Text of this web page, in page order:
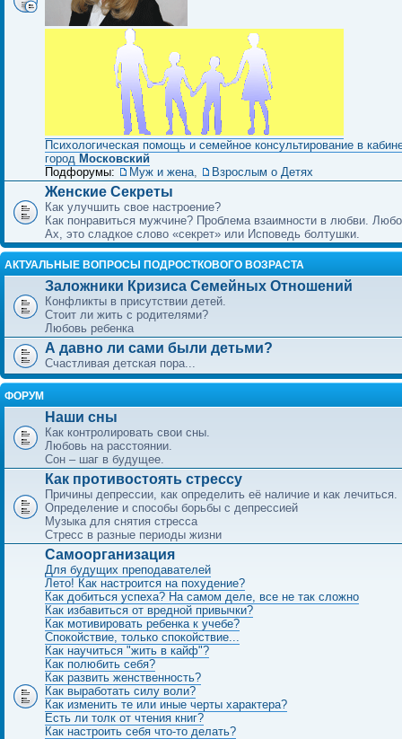
Психологическая помощь и семейное консультирование в
город Московский
Подфорумы:
Муж и жена, Взрослым о Детях
Женские Секреты
Как улучшить свое настроение?
Как понравиться мужчине? Проблема взаимности в любви.
Ах, это сладкое слово «секрет» или Исповедь болтушки.
АКТУАЛЬНЫЕ ВОПРОСЫ ПОДРОСТКОВОГО ВОЗРАСТА
Заложники Кризиса Семейных Отношений
Конфликты в присутствии детей.
Стоит ли жить с родителями?
Любовь ребенка
А давно ли сами были детьми?
Счастливая детская пора...
ФОРУМ
Наши сны
Как контролировать свои сны.
Любовь на расстоянии.
Сон – шаг в будущее.
Как противостоять стрессу
Причины депрессии, как определить её наличие и как лечиться.
Определение и способы борьбы с депрессией
Музыка для снятия стресса
Стресс в разные периоды жизни
Самоорганизация
Для будущих преподавателей
Лето! Как настроится на похудение?
Как добиться успеха? На самом деле, все не так сложно
Как избавиться от вредной привычки?
Как мотивировать ребенка к учебе?
Спокойствие, только спокойствие...
Как научиться "жить в кайф"?
Как полюбить себя?
Как развить женственность?
Как выработать силу воли?
Как изменить те или иные черты характера?
Есть ли толк от чтения книг?
Как настроить себя что-то делать?